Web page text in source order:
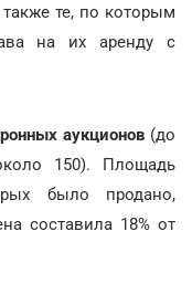
те, по которым
на их аренду с
аукционов (до
150). Площадь
было продано,
составила 18% от